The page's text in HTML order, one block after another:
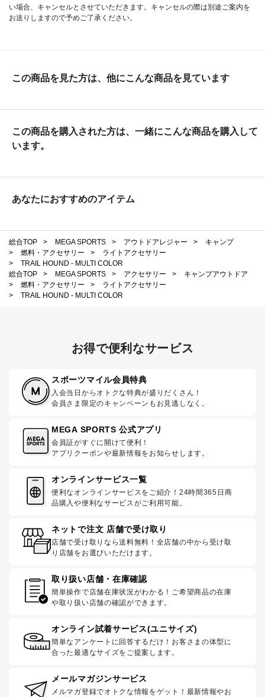
い場合、キャンセルとさせていただきます。キャンセルの際は別途ご案内を
お送りしますので予めご了承ください。
この商品を見た方は、他にこんな商品を見ています
この商品を購入された方は、一緒にこんな商品を購入して
います。
あなたにおすすめのアイテム
総合TOP > MEGA SPORTS > アウトドアレジャー >
キャンプ
>
燃料・アクセサリー >
ライトアクセサリー
>
TRAIL HOUND - MULTI COLOR
総合TOP
> MEGA SPORTS > アクセサリー >
キャンプアウトドア
>
燃料・アクセサリー >
ライトアクセサリー
>
TRAIL HOUND - MULTI COLOR
お得で便利なサービス
スポーツマイル会員特典
入会当日からオトクな特典が盛りだくさん！
会員さま限定のキャンペーンもお見逃しなく。
MEGA SPORTS 公式アプリ
会員証がすぐに開けて便利！
アプリクーポンや最新情報をお知らせします。
オンラインサービス一覧
便利なオンラインサービスをご紹介！24時間365日商
品購入や便利なサービスがご利用可能。
ネットで注文 店舗で受け取り
店舗で受け取りなら送料無料！全店舗の中から受け取
り店舗をお選びいただけます。
取り扱い店舗・在庫確認
簡単操作で店舗在庫状況がわかる！ご希望商品の在庫
や取り扱い店舗の確認ができます。
オンライン試着サービス(ユニサイズ)
簡単なアンケートに回答するだけ！お客さまの体型に
合った最適なサイズをご提案します。
メールマガジンサービス
メルマガ登録でオトクな情報をゲット！最新情報やお